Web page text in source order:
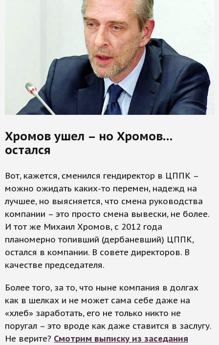
Хромов ушел – но Хромов…
остался
Вот, кажется, сменился гендиректор в ЦППК –
можно ожидать каких-то перемен, надежд на
лучшее, но выясняется, что смена руководства
компании – это просто смена вывески, не более.
И тот же Михаил Хромов, с 2012 года
планомерно топивший (дербаневший) ЦППК,
остался в компании. В совете директоров. В
качестве председателя.
Более того, за то, что ныне компания в долгах
как в шелках и не может сама себе даже на
«хлеб» заработать, его не только никто не
поругал – это вроде как даже ставится в заслугу.
Не верите? Смотрим выписку из заседания